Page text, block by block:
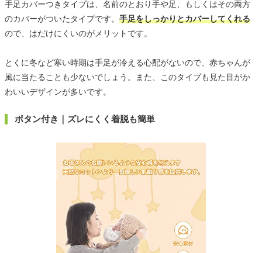
手足カバーつきタイプは、名前のとおり手や足、もしくはその両方
のカバーがついたタイプです。 手足をしっかりとカバーしてくれる
ので、はだけにくいのがメリットです。
とくに冬など寒い時期は手足が冷える心配がないので、赤ちゃんが
風に当たることも少ないでしょう。また、このタイプも見た目がか
わいいデザインが多いです。
ボタン付き｜ズレにくく着脱も簡単